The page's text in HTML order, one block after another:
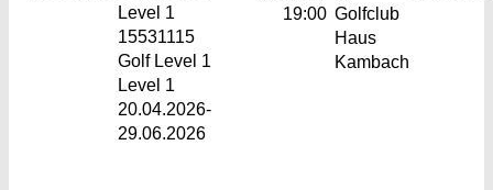
Level 1
15531115
Golf Level 1
Level 1
20.04.2026-
29.06.2026
19:00 Golfclub
Haus
Kambach